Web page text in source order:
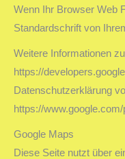
Wenn Ihr Browser Web
Standardschrift von
Weitere Informationen
https://
Datenschutzerklärung
https://
Google Maps
Diese Seite nutzt über